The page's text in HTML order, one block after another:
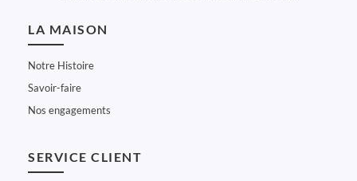
LA MAISON
Notre Histoire
Savoir-faire
Nos engagements
SERVICE CLIENT